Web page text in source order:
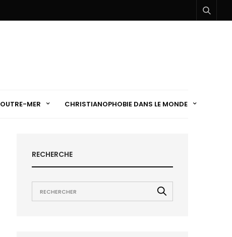
OUTRE-MER CHRISTIANOPHOBIE DANS LE MONDE
RECHERCHE